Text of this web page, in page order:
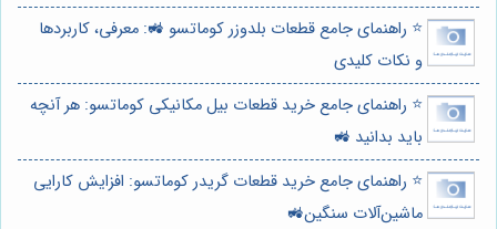
⭐️ راهنمای جامع قطعات بلدوزر کوماتسو 🚜: معرفی، کاربردها
و نکات کلیدی
⭐️ راهنمای جامع خرید قطعات بیل مکانیکی کوماتسو: هر آنچه
باید بدانید 🚜
⭐️ راهنمای جامع خرید قطعات گریدر کوماتسو: افزایش کارایی
ماشین‌آلات سنگین🚜